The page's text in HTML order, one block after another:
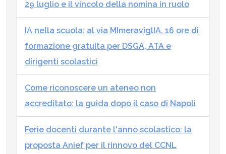
29 luglio e il vincolo della nomina in ruolo
IA nella scuola: al via MImeraviglIA, 16 ore di
formazione gratuita per DSGA, ATA e
dirigenti scolastici
Come riconoscere un ateneo non
accreditato: la guida dopo il caso di Napoli
Ferie docenti durante l'anno scolastico: la
proposta Anief per il rinnovo del CCNL